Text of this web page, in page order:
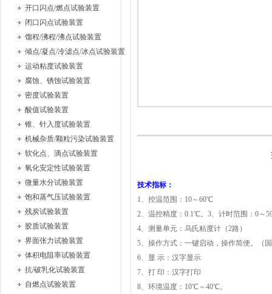
开口闪点/燃点试验装置
闭口闪点试验装置
馏程/沸程/沸点试验装置
倾点/凝点/冷滤点/冰点试验装置
运动粘度试验装置
腐蚀、锈蚀试验装置
密度试验装置
酸值试验装置
锥、针入度试验装置
机械杂质/颗粒污染试验装置
软化点、滴点试验装置
氧化安定性试验装置
微量水分试验装置
饱和蒸气压试验装置
残炭试验装置
胶质试验装置
界面张力试验装置
体积电阻率试验装置
抗/破乳化试验装置
自燃点试验装置
技术指标：
1、控温范围：10～60℃
2、温控精度：0.1℃。 3、计时范围：0～
4、测量单元：乌氏粘度计（2路）
5、操作方式：一键启动，操作简便。
（
6、显 示：汉字显示
7、打 印：汉字打印
8、环境温度：10℃～40℃。